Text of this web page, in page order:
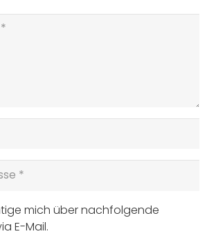
mich über nachfolgende
E-Mail.